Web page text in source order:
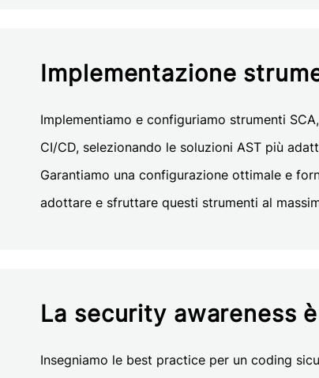
Implementazione
Implementiamo e configuriamo strumenti
CI/CD, selezionando le soluzioni AST più
Garantiamo una configurazione ottimale e
adottare e sfruttare questi strumenti al
La security awareness
Insegniamo le best practice per un coding